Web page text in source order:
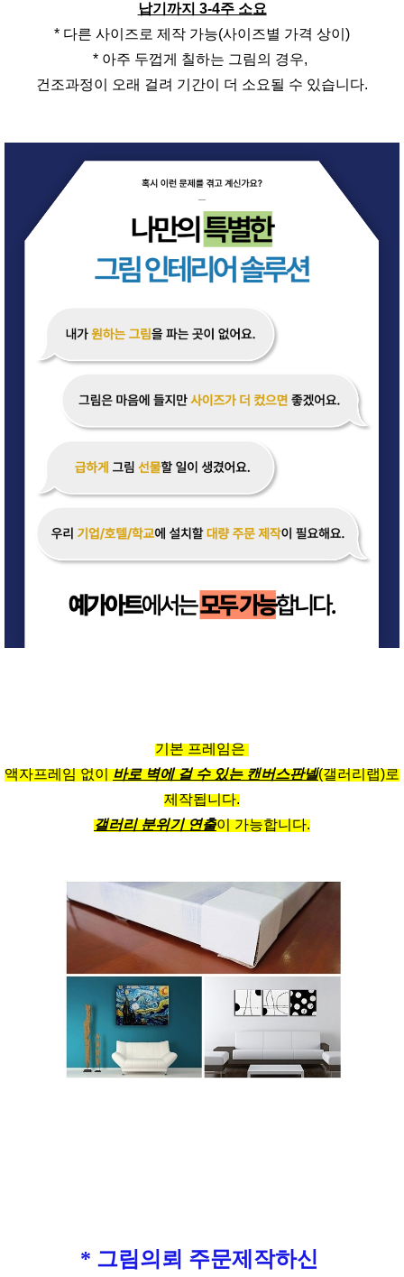
납기까지 3-4주 소요
* 다른 사이즈로 제작 가능(사이즈별 가격 상이)
* 아주 두껍게 칠하는 그림의 경우,
건조과정이 오래 걸려 기간이 더 소요될 수 있습니다.
기본 프레임은
액자프레임 없이 바로 벽에 걸 수 있는 캔버스판넬(갤러리랩)로
제작됩니다.
갤러리 분위기 연출이 가능합니다.
* 그림의뢰 주문제작하신